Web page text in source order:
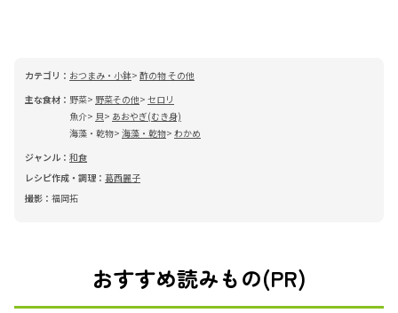
カテゴリ： おつまみ・小鉢 酢の物 その他
主な食材： 野菜 野菜その他 セロリ
魚介
貝
あおやぎ(むき身)
海藻・乾物 海藻・乾物 わかめ
ジャンル： 和食
レシピ作成・調理： 葛西麗子
撮影： 福岡拓
おすすめ読みもの(PR)